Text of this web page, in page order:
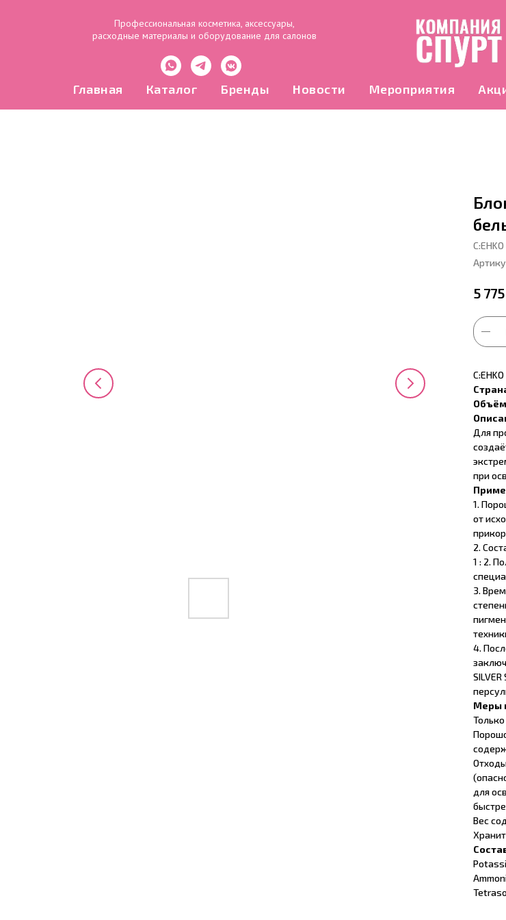
Профессиональная косметика, аксессуары,
расходные материалы и оборудование для салонов
Главная Каталог Бренды Новости Мероприятия
С:EHKO
5 775
Для
при
1.
от
2.
1 : 2.
3.
4.
Меры
для
Вес